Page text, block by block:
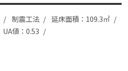
制震工法
延床面積：109.3㎡
UA値：0.53